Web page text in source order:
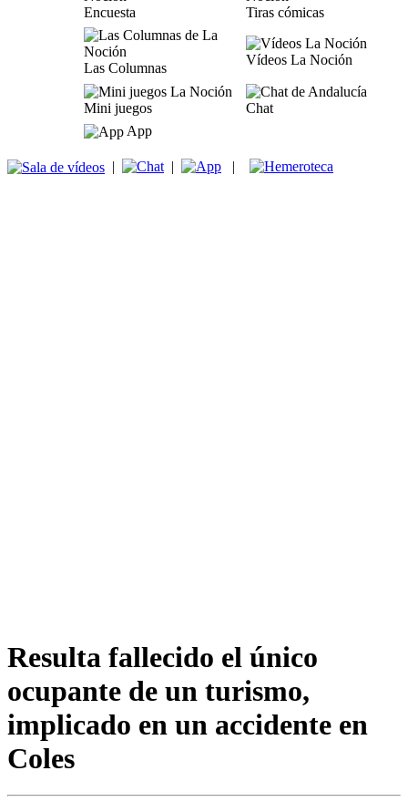
Encuesta Tiras cómicas
Las Columnas
Vídeos La Noción
Mini juegos
Chat
App
| | |
Resulta fallecido el único
ocupante de un turismo,
implicado en un accidente en
Coles